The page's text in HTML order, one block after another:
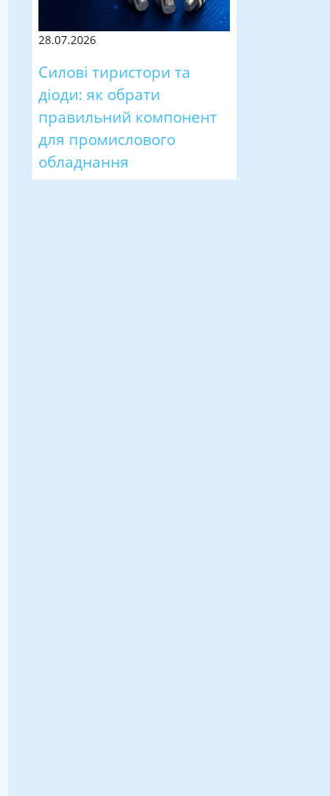
28.07.2026
Силові тиристори та
діоди: як обрати
правильний компонент
для промислового
обладнання